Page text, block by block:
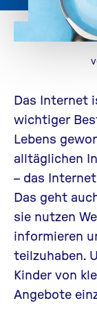
Das Internet
wichtiger
Lebens
alltäglichen
– das
Das geht
sie nutzen
informieren
teilzuhaben.
Kinder von
Angebote